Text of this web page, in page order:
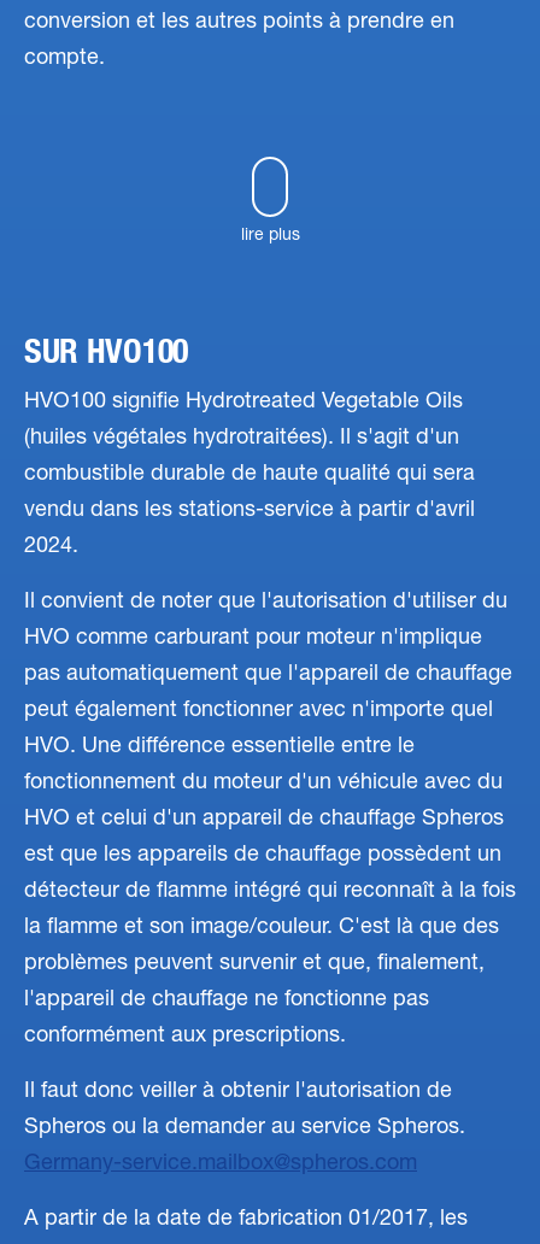
conversion et les autres points à prendre en
compte.
lire plus
SUR HVO100
HVO100 signifie Hydrotreated Vegetable Oils
(huiles végétales hydrotraitées). Il s'agit d'un
combustible durable de haute qualité qui sera
vendu dans les stations-service à partir d'avril
2024.
Il convient de noter que l'autorisation d'utiliser du
HVO comme carburant pour moteur n'implique
pas automatiquement que l'appareil de chauffage
peut également fonctionner avec n'importe quel
HVO. Une différence essentielle entre le
fonctionnement du moteur d'un véhicule avec du
HVO et celui d'un appareil de chauffage Spheros
est que les appareils de chauffage possèdent un
détecteur de flamme intégré qui reconnaît à la fois
la flamme et son image/couleur. C'est là que des
problèmes peuvent survenir et que, finalement,
l'appareil de chauffage ne fonctionne pas
conformément aux prescriptions.
Il faut donc veiller à obtenir l'autorisation de
Spheros ou la demander au service Spheros.
Germany-service.mailbox
spheros com
A partir de la date de fabrication 01/2017, les